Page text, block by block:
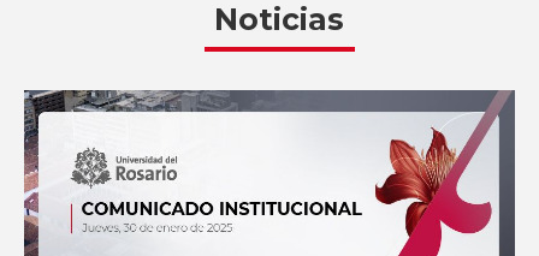
Noticias